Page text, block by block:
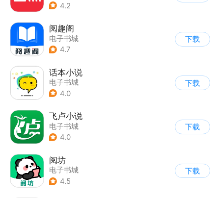
4.2
阅趣阁
电子书城
4.7
下载
话本小说
电子书城
4.0
下载
飞卢小说
电子书城
4.0
下载
阅坊
电子书城
4.5
下载